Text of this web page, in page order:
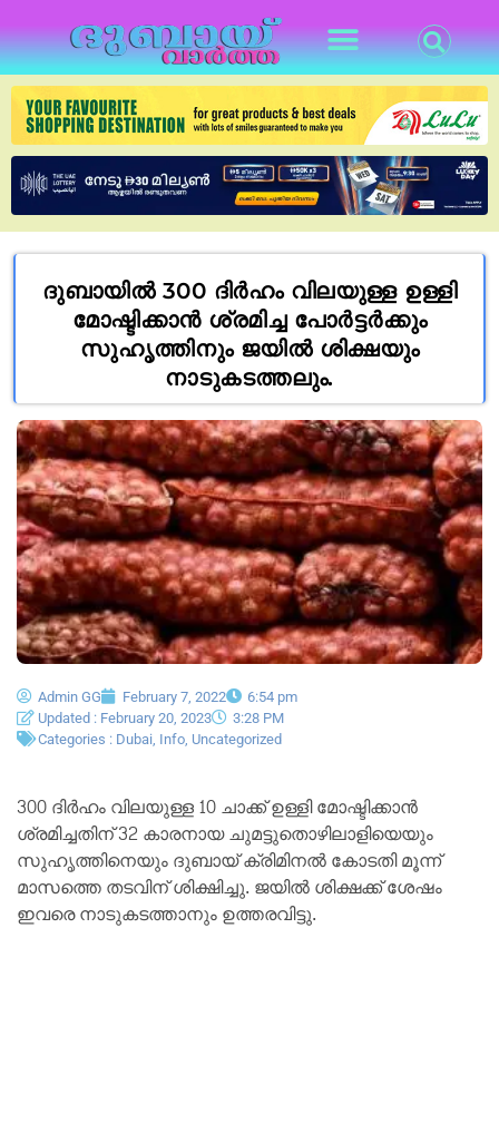
ദുബായിൽ 300 ദിർഹം വിലയുള്ള ഉള്ളി
മോഷ്ടിക്കാൻ ശ്രമിച്ച പോർട്ടർക്കും
സുഹൃത്തിനും ജയിൽ ശിക്ഷയും
നാടുകടത്തലും.
Admin GG February 7, 2022
6:54 pm
Updated : February 20, 2023
3:28 PM
Categories : Dubai Info Uncategorized
300 ദിർഹം വിലയുള്ള 10 ചാക്ക് ഉള്ളി മോഷ്ടിക്കാൻ
ശ്രമിച്ചതിന് 32 കാരനായ ചുമട്ടുതൊഴിലാളിയെയും
സുഹൃത്തിനെയും ദുബായ് ക്രിമിനൽ കോടതി മൂന്ന്
മാസത്തെ തടവിന് ശിക്ഷിച്ചു. ജയിൽ ശിക്ഷക്ക് ശേഷം
ഇവരെ നാടുകടത്താനും ഉത്തരവിട്ടു.